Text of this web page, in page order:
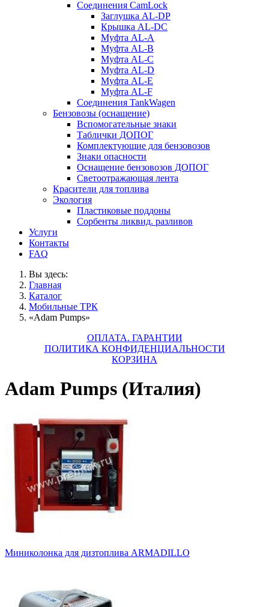
Соединения CamLock
Заглушка AL-DP
Крышка AL-DC
Муфта AL-A
Муфта AL-B
Муфта AL-C
Муфта AL-D
Муфта AL-E
Муфта AL-F
Соединения TankWagen
Бензовозы (оснащение)
Вспомогательные знаки
Таблички ДОПОГ
Комплектующие для бензовозов
Знаки опасности
Оснащение бензовозов ДОПОГ
Светоотражающая лента
Красители для топлива
Экология
Пластиковые поддоны
Сорбенты ликвид. разливов
Услуги
Контакты
FAQ
Вы здесь:
Главная
Каталог
Мобильные ТРК
«Adam Pumps»
ОПЛАТА. ГАРАНТИИ
ПОЛИТИКА КОНФИДЕНЦИАЛЬНОСТИ
КОРЗИНА
Adam Pumps (Италия)
Миниколонка для дизтоплива ARMADILLO